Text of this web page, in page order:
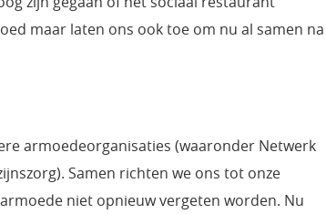
maar laten ons ook toe om nu al samen na
armoedeorganisaties (waaronder Netwerk
Samen richten we ons tot onze
niet opnieuw vergeten worden. Nu